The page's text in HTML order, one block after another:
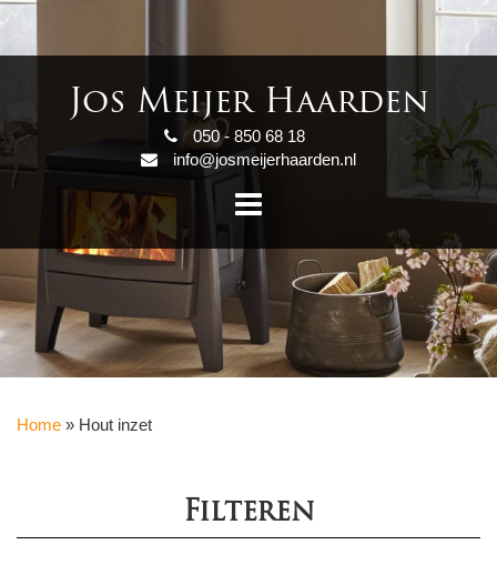
Jos Meijer Haarden
050 - 850 68 18
info@josmeijerhaarden.nl
Home » Hout inzet
Filteren